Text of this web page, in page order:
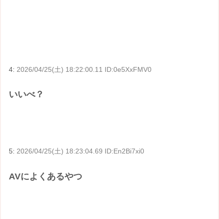
4: 2026/04/25(土) 18:22:00.11 ID:0e5XxFMV0
いいべ？
5:2026/04/25(土) 18:23:04.69 ID:En2Bi7xi0
AVによくあるやつ